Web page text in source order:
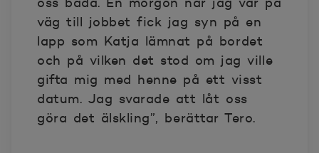
väg till jobbet fick jag syn på en
lapp som Katja lämnat på bordet
och på vilken det stod om jag ville
gifta mig med henne på ett visst
datum. Jag svarade att låt oss
göra det älskling”, berättar Tero.